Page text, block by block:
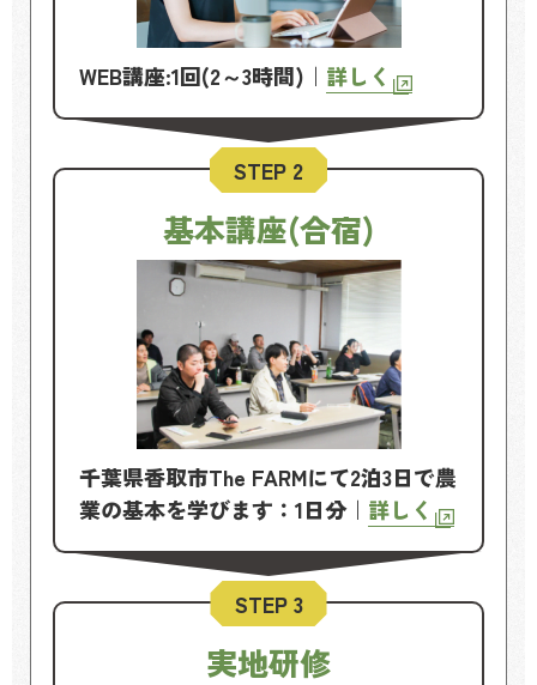
WEB講座:1回(2～3時間)｜ 詳しく
STEP 2
基本講座(合宿)
千葉県香取市The FARMにて2泊3日で農
業の基本を学びます：1日分｜ 詳しく
STEP 3
実地研修